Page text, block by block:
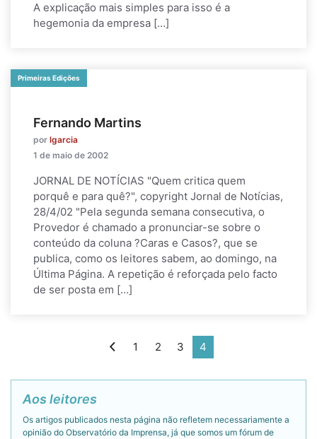
A explicação mais simples para isso é a
hegemonia da empresa […]
Primeiras Edições
Fernando Martins
por lgarcia
1 de maio de 2002
JORNAL DE NOTÍCIAS "Quem critica quem
porquê e para quê?", copyright Jornal de Notícias,
28/4/02 "Pela segunda semana consecutiva, o
Provedor é chamado a pronunciar-se sobre o
conteúdo da coluna ?Caras e Casos?, que se
publica, como os leitores sabem, ao domingo, na
Última Página. A repetição é reforçada pelo facto
de ser posta em […]
1 2 3 4
Aos leitores
Os artigos publicados nesta página não refletem necessariamente a
opinião do Observatório da Imprensa, já que somos um fórum de